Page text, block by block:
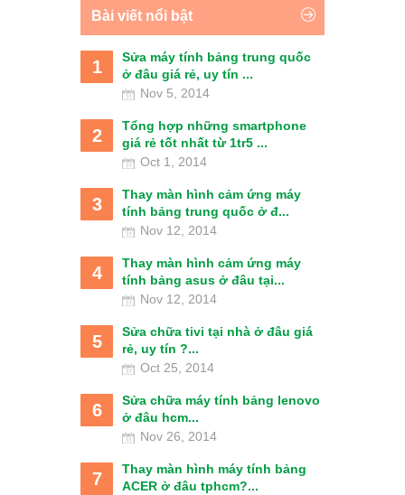
Bài viết nổi bật
1
Sửa máy tính bảng trung quốc
ở đâu giá rẻ, uy tín ...
Nov 5, 2014
2
Tổng hợp những smartphone
giá rẻ tốt nhất từ 1tr5 ...
Oct 1, 2014
3
Thay màn hình cảm ứng máy
tính bảng trung quốc ở đ...
Nov 12, 2014
4
Thay màn hình cảm ứng máy
tính bảng asus ở đâu tại...
Nov 12, 2014
5
Sửa chữa tivi tại nhà ở đâu giá
rẻ, uy tín ?...
Oct 25, 2014
6
Sửa chữa máy tính bảng lenovo
ở đâu hcm...
Nov 26, 2014
7
Thay màn hình máy tính bảng
ACER ở đâu tphcm?...